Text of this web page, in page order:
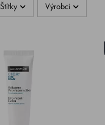
Štítky Výrobci